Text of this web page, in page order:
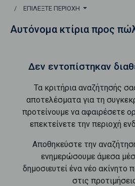
ΕΠΙΛΈΞΤΕ ΠΕΡΙΟΧΉ
Αυτόνομα κτίρια προς
Δεν εντοπίστηκαν
Τα κριτήρια αναζήτησής
αποτελέσματα για τη
προτείνουμε να αφαιρέσετε
επεκτείνετε την περιοχή
Αποθηκεύστε την
ενημερώσουμε άμεσα
δημοσιευτεί ένα νέο ακίνητο
στις